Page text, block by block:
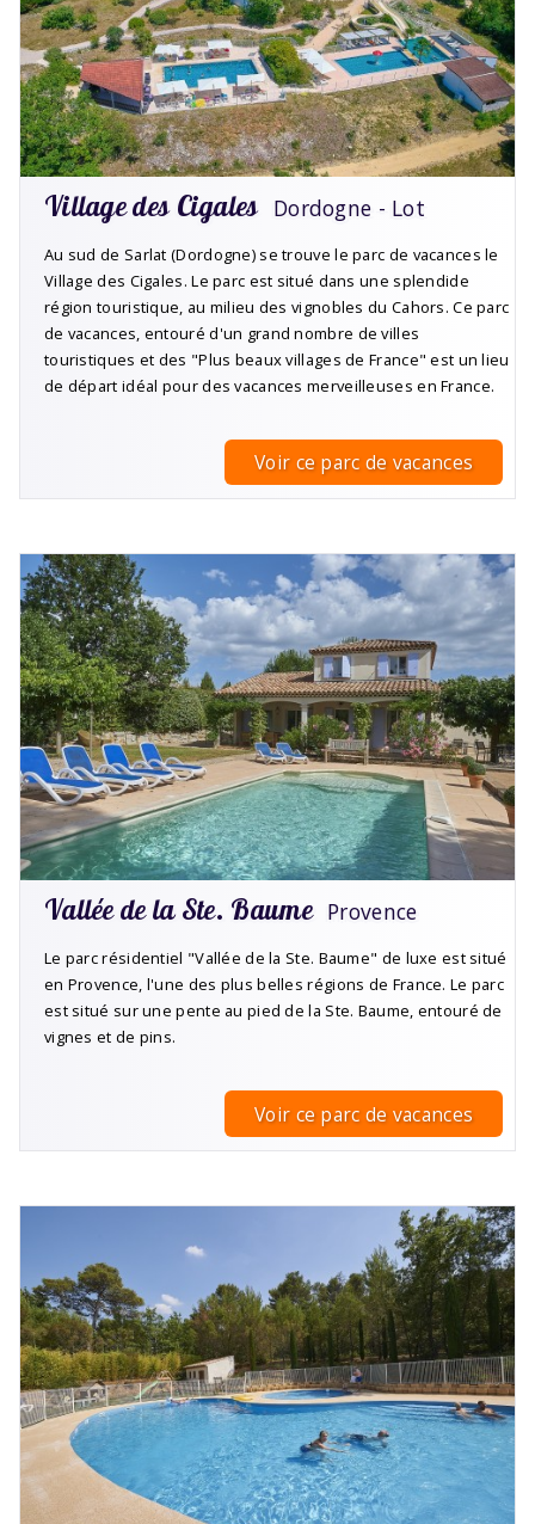
Village des Cigales Dordogne - Lot
Au sud de Sarlat (Dordogne) se trouve le parc de vacances le
Village des Cigales. Le parc est situé dans une splendide
région touristique, au milieu des vignobles du Cahors. Ce parc
de vacances, entouré d'un grand nombre de villes
touristiques et des "Plus beaux villages de France" est un lieu
de départ idéal pour des vacances merveilleuses en France.
Voir ce parc de vacances
Vallée de la Ste. Baume Provence
Le parc résidentiel "Vallée de la Ste. Baume" de luxe est situé
en Provence, l'une des plus belles régions de France. Le parc
est situé sur une pente au pied de la Ste. Baume, entouré de
vignes et de pins.
Voir ce parc de vacances